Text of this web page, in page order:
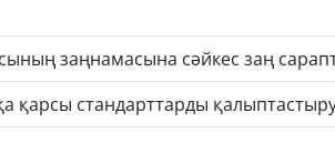
заңнамасына сәйкес заң
қарсы стандарттарды